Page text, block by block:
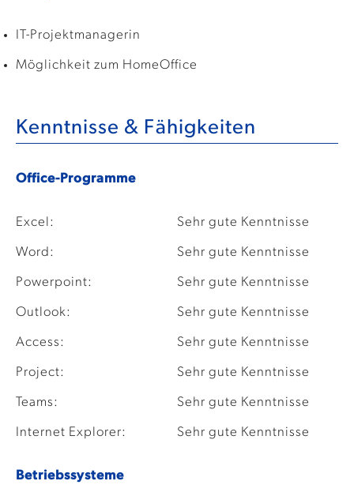
IT-Projektmanagerin
Möglichkeit zum HomeOffice
Kenntnisse & Fähigkeiten
Office-Programme
Excel: Sehr gute Kenntnisse
Word: Sehr gute Kenntnisse
Powerpoint: Sehr gute Kenntnisse
Outlook: Sehr gute Kenntnisse
Access: Sehr gute Kenntnisse
Project: Sehr gute Kenntnisse
Teams: Sehr gute Kenntnisse
Internet Explorer: Sehr gute Kenntnisse
Betriebssysteme